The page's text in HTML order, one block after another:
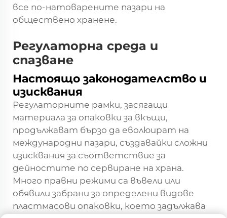
все по-натоварените пазари на
обществено хранене.
Регулаторна среда и
спазване
Настоящо законодателство и
изисквания
Регулаторните рамки, засягащи
материала за опаковки за вкъщи,
продължават бързо да еволюират на
международни пазари, създавайки сложни
изисквания за съответствие за
дейностите по сервиране на храна.
Много правни режими са въвели или
обявили забрани за определени видове
пластмасови опаковки, което задължава